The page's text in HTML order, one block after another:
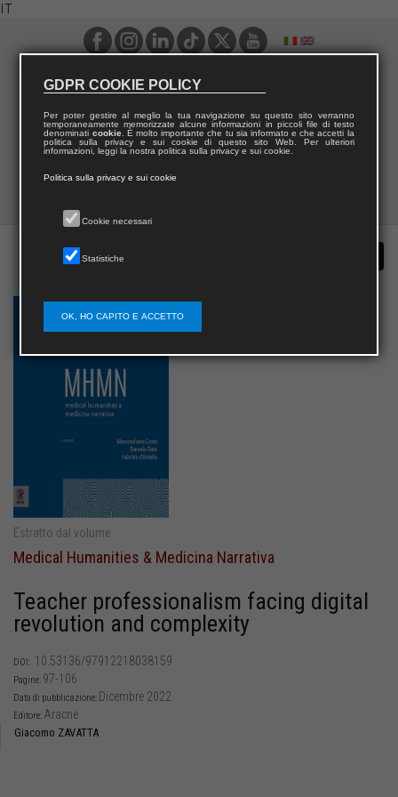
IT
Estratto dal volume
Medical Humanities & Medicina Narrativa
Teacher professionalism facing digital
revolution and complexity
DOI: 10.53136/97912218038159
Pagine: 97-106
Data di pubblicazione: Dicembre 2022
Editore: Aracne
Giacomo ZAVATTA
GDPR COOKIE POLICY
Per poter gestire al meglio la tua navigazione su questo sito verranno
temporaneamente memorizzate alcune informazioni in piccoli file di testo
denominati cookie. È molto importante che tu sia informato e che accetti la
politica sulla privacy e sui cookie di questo sito Web. Per ulteriori
informazioni, leggi la nostra politica sulla privacy e sui cookie.
Politica sulla privacy e sui cookie
Cookie necessari
Statistiche
OK, HO CAPITO E ACCETTO